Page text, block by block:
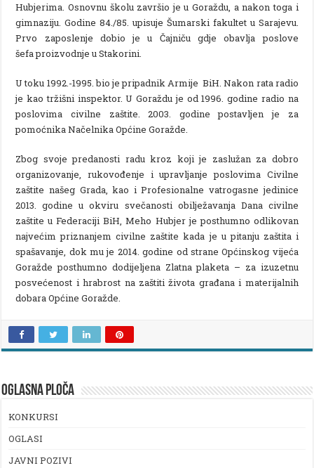
Hubjerima. Osnovnu školu završio je u Goraždu, a nakon toga i
gimnaziju. Godine 84./85. upisuje Šumarski fakultet u Sarajevu.
Prvo zaposlenje dobio je u Čajniču gdje obavlja poslove
šefa proizvodnje u Stakorini.
U toku 1992.-1995. bio je pripadnik Armije BiH. Nakon rata radio
je kao tržišni inspektor. U Goraždu je od 1996. godine radio na
poslovima civilne zaštite. 2003. godine postavljen je za
pomoćnika Načelnika Općine Goražde.
Zbog svoje predanosti radu kroz koji je zaslužan za dobro
organizovanje, rukovođenje i upravljanje poslovima Civilne
zaštite našeg Grada, kao i Profesionalne vatrogasne jedinice
2013. godine u okviru svečanosti obilježavanja Dana civilne
zaštite u Federaciji BiH, Meho Hubjer je posthumno odlikovan
najvećim priznanjem civilne zaštite kada je u pitanju zaštita i
spašavanje, dok mu je 2014. godine od strane Općinskog vijeća
Goražde posthumno dodijeljena Zlatna plaketa – za izuzetnu
posvećenost i hrabrost na zaštiti života građana i materijalnih
dobara Općine Goražde.
OGLASNA PLOČA
KONKURSI
OGLASI
JAVNI POZIVI